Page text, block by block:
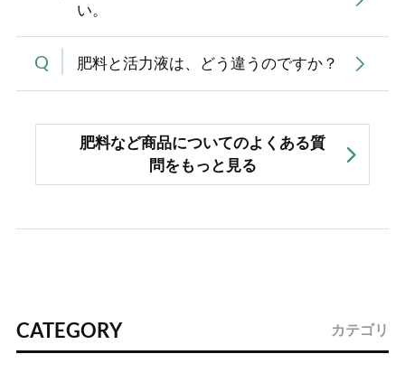
い。
肥料と活力液は、どう違うのですか？
肥料など商品についてのよくある質
問をもっと見る
CATEGORY カテゴリ